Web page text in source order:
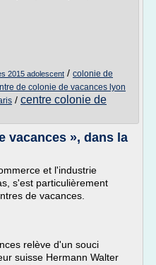
2015 adolescent / colonie de
de colonie de vacances lyon
/ centre colonie de
vacances », dans la
et l'industrie
s'est particulièrement
de vacances.
relève d'un souci
suisse Hermann Walter